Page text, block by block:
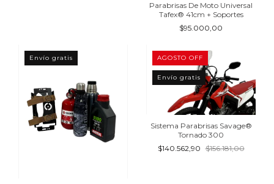
Parabrisas De Moto Universal
Tafex® 41cm + Soportes
$95.000,00
Envío gratis AGOSTO OFF
Envío gratis
Sistema Parabrisas Savage®
Tornado 300
$140.562,90 $156.181,00